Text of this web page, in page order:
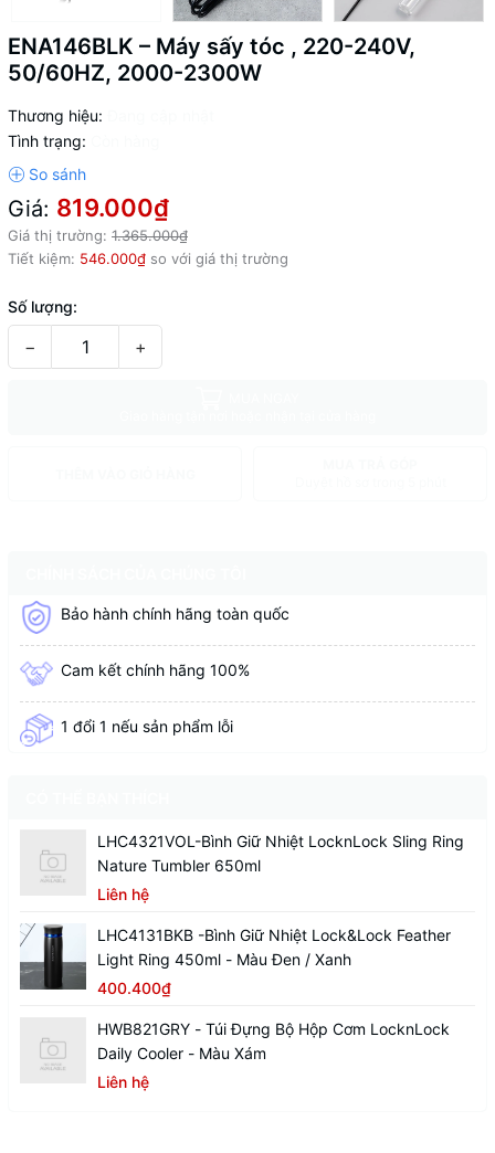
ENA146BLK – Máy sấy tóc , 220-240V,
50/60HZ, 2000-2300W
Thương hiệu:
Tình trạng:
Giá: 819.000₫
Giá thị trường: 1.365.000₫
Tiết kiệm: 546.000₫ so với giá thị trường
Số lượng:
− +
Bảo hành chính hãng toàn quốc
Cam kết chính hãng 100%
1 đổi 1 nếu sản phẩm lỗi
LHC4321VOL-Bình Giữ Nhiệt LocknLock Sling Ring
Nature Tumbler 650ml
Liên hệ
LHC4131BKB -Bình Giữ Nhiệt Lock&Lock Feather
Light Ring 450ml - Màu Đen / Xanh
400.400₫
HWB821GRY - Túi Đựng Bộ Hộp Cơm LocknLock
Daily Cooler - Màu Xám
Liên hệ